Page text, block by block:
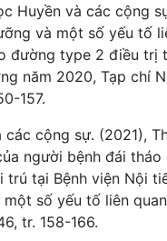
Huyền và các cộng
và một số yếu tố
đường type 2 điều trị
năm 2020, Tạp chí
157.
các cộng sự. (2021),
người bệnh đái
trú tại Bệnh viện Nội
một số yếu tố liên
tr. 158-166.